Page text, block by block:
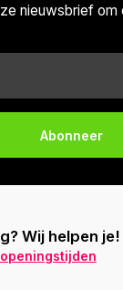
nieuwsbrief om
Abonneer
Wij helpen je!
openingstijden